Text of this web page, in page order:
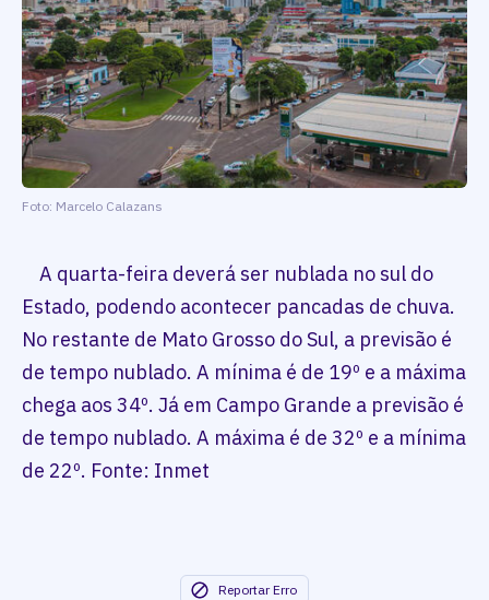
Foto: Marcelo Calazans
A quarta-feira deverá ser nublada no sul do
Estado, podendo acontecer pancadas de chuva.
No restante de Mato Grosso do Sul, a previsão é
de tempo nublado. A mínima é de 19º e a máxima
chega aos 34º. Já em Campo Grande a previsão é
de tempo nublado. A máxima é de 32º e a mínima
de 22º. Fonte: Inmet
Reportar Erro